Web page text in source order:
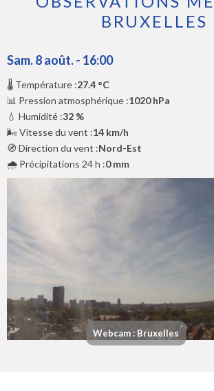
BRUXELLES
Sam. 8 août. - 16:00
🌡️ Température :27.4 °C
📊 Pression atmosphérique :1020 hPa
💧 Humidité :32 %
🌬️ Vitesse du vent :14 km/h
🧭 Direction du vent :Nord-Est
🌧️ Précipitations 24 h :0 mm
Webcam : Bruxelles